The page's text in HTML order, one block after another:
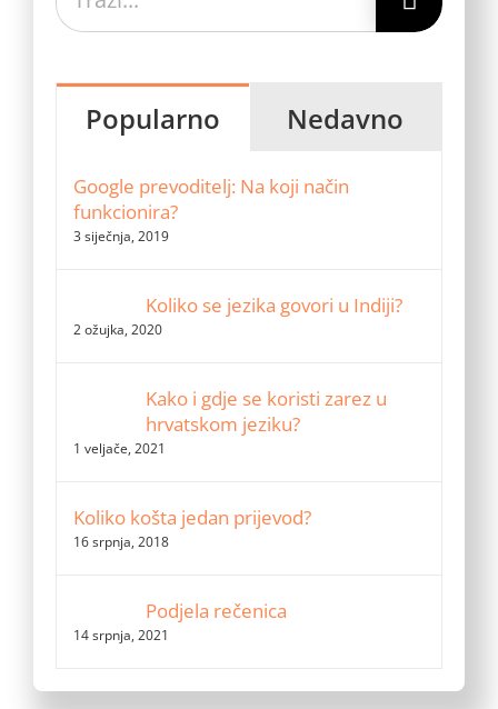
Popularno Nedavno
Google prevoditelj: Na koji način
funkcionira?
3 siječnja, 2019
Koliko se jezika govori u Indiji?
2 ožujka, 2020
Kako i gdje se koristi zarez u
hrvatskom jeziku?
1 veljače, 2021
Koliko košta jedan prijevod?
16 srpnja, 2018
Podjela rečenica
14 srpnja, 2021